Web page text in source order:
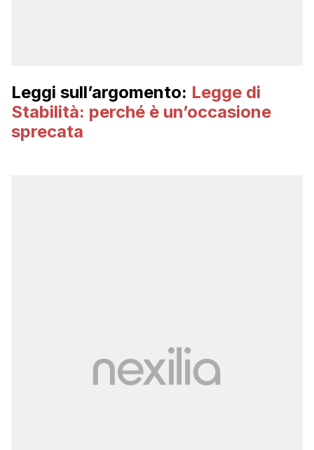
Leggi sull’argomento: Legge di
Stabilità: perché è un’occasione
sprecata